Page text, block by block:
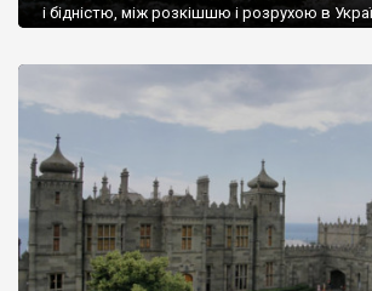
і бідністю, між розкішшю і розрухою в